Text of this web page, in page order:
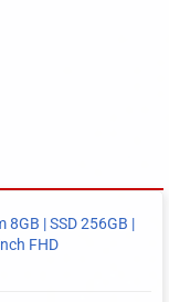
| SSD 256GB |
FHD